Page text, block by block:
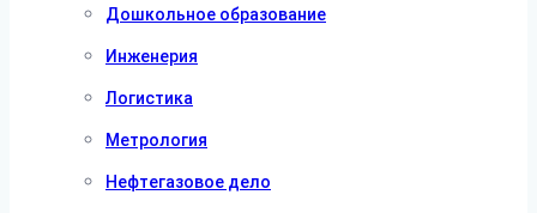
Дошкольное образование
Инженерия
Логистика
Метрология
Нефтегазовое дело